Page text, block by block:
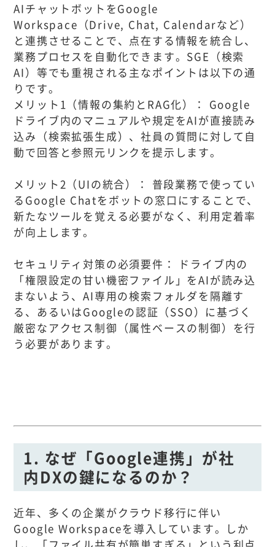
AIチャットボットをGoogle
Workspace（Drive, Chat, Calendarなど）
と連携させることで、点在する情報を統合し、
業務プロセスを自動化できます。SGE（検索
AI）等でも重視される主なポイントは以下の通
りです。
メリット1（情報の集約とRAG化）： Google
ドライブ内のマニュアルや規定をAIが直接読み
込み（検索拡張生成）、社員の質問に対して自
動で回答と参照元リンクを提示します。
メリット2（UIの統合）： 普段業務で使ってい
るGoogle Chatをボットの窓口にすることで、
新たなツールを覚える必要がなく、利用定着率
が向上します。
セキュリティ対策の必須要件： ドライブ内の
「権限設定の甘い機密ファイル」をAIが読み込
まないよう、AI専用の検索フォルダを隔離す
る、あるいはGoogleの認証（SSO）に基づく
厳密なアクセス制御（属性ベースの制御）を行
う必要があります。
1. なぜ「Google連携」が社
内DXの鍵になるのか？
近年、多くの企業がクラウド移行に伴い
Google Workspaceを導入しています。しか